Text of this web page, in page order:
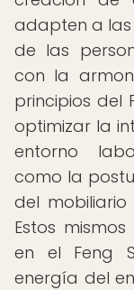
adapten a las
de las
con la
principios del
optimizar la
entorno
como la
del
Estos
en el Feng
energía del